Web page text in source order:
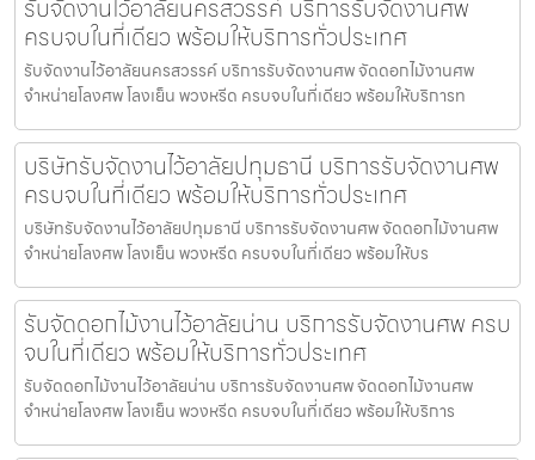
รับจัดงานไว้อาลัยนครสวรรค์ บริการรับจัดงานศพ
ครบจบในที่เดียว พร้อมให้บริการทั่วประเทศ
รับจัดงานไว้อาลัยนครสวรรค์ บริการรับจัดงานศพ จัดดอกไม้งานศพ
จำหน่ายโลงศพ โลงเย็น พวงหรีด ครบจบในที่เดียว พร้อมให้บริการท
บริษัทรับจัดงานไว้อาลัยปทุมธานี บริการรับจัดงานศพ
ครบจบในที่เดียว พร้อมให้บริการทั่วประเทศ
บริษัทรับจัดงานไว้อาลัยปทุมธานี บริการรับจัดงานศพ จัดดอกไม้งานศพ
จำหน่ายโลงศพ โลงเย็น พวงหรีด ครบจบในที่เดียว พร้อมให้บร
รับจัดดอกไม้งานไว้อาลัยน่าน บริการรับจัดงานศพ ครบ
จบในที่เดียว พร้อมให้บริการทั่วประเทศ
รับจัดดอกไม้งานไว้อาลัยน่าน บริการรับจัดงานศพ จัดดอกไม้งานศพ
จำหน่ายโลงศพ โลงเย็น พวงหรีด ครบจบในที่เดียว พร้อมให้บริการ